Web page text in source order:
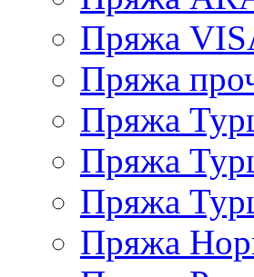
Пряжа
Пряжа
Пряжа
Пряжа
Пряжа
Пряжа